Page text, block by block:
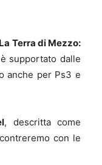
La Terra di Mezzo:
supportato dalle
anche per Ps3 e
, descritta come
con le